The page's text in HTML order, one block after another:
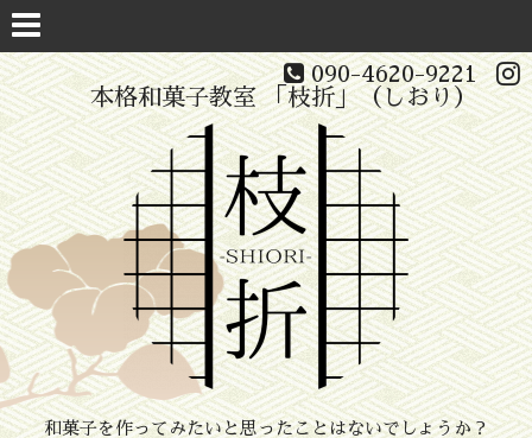
090-4620-9221
本格和菓子教室 「枝折」（しおり）
和菓子を作ってみたいと思ったことはないでしょうか？